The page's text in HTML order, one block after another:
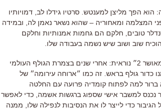
: הוא הפך מליצן למענטש. סרטיו גידלו לב, דמויותיו
המצלמה ומאחוריה – שהוא נשאר נאמן לה, ובמידה
טובים, חלקם הם גחמות אמנותיות וחלקם
שוב ושוב שיש נשמה בעבודה שלו.
2״ נוראית: אחרי שנים בצמרת הגולף העולמי
כדור גולף בראש. זה כמו ״ארוחה עירומה״ של
ברור למה לפתוח קומדיה פרועה עם החלטה
נכנס למשבר אישי שספוג ברגשות אשמה, כדי לאפשר
כדי לייצר לו את הנסיבות לנפילה שלו, ממנה